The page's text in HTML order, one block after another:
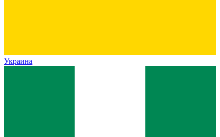
Украина